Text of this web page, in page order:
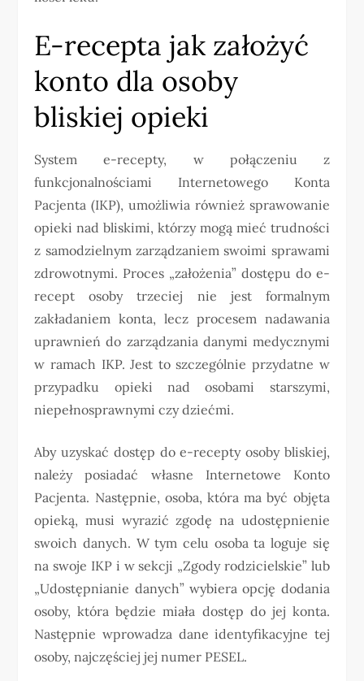
E-recepta jak założyć
konto dla osoby
bliskiej opieki
System e-recepty, w połączeniu z
funkcjonalnościami Internetowego Konta
Pacjenta (IKP), umożliwia również sprawowanie
opieki nad bliskimi, którzy mogą mieć trudności
z samodzielnym zarządzaniem swoimi sprawami
zdrowotnymi. Proces „założenia” dostępu do e-
recept osoby trzeciej nie jest formalnym
zakładaniem konta, lecz procesem nadawania
uprawnień do zarządzania danymi medycznymi
w ramach IKP. Jest to szczególnie przydatne w
przypadku opieki nad osobami starszymi,
niepełnosprawnymi czy dziećmi.
Aby uzyskać dostęp do e-recepty osoby bliskiej,
należy posiadać własne Internetowe Konto
Pacjenta. Następnie, osoba, która ma być objęta
opieką, musi wyrazić zgodę na udostępnienie
swoich danych. W tym celu osoba ta loguje się
na swoje IKP i w sekcji „Zgody rodzicielskie” lub
„Udostępnianie danych” wybiera opcję dodania
osoby, która będzie miała dostęp do jej konta.
Następnie wprowadza dane identyfikacyjne tej
osoby, najczęściej jej numer PESEL.